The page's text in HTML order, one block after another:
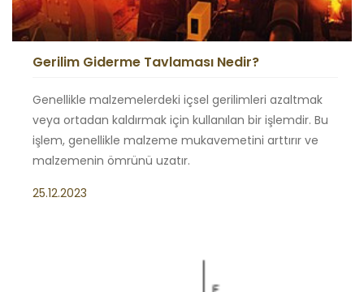
Gerilim Giderme Tavlaması Nedir?
Genellikle malzemelerdeki içsel gerilimleri azaltmak
veya ortadan kaldırmak için kullanılan bir işlemdir. Bu
işlem, genellikle malzeme mukavemetini arttırır ve
malzemenin ömrünü uzatır.
25.12.2023